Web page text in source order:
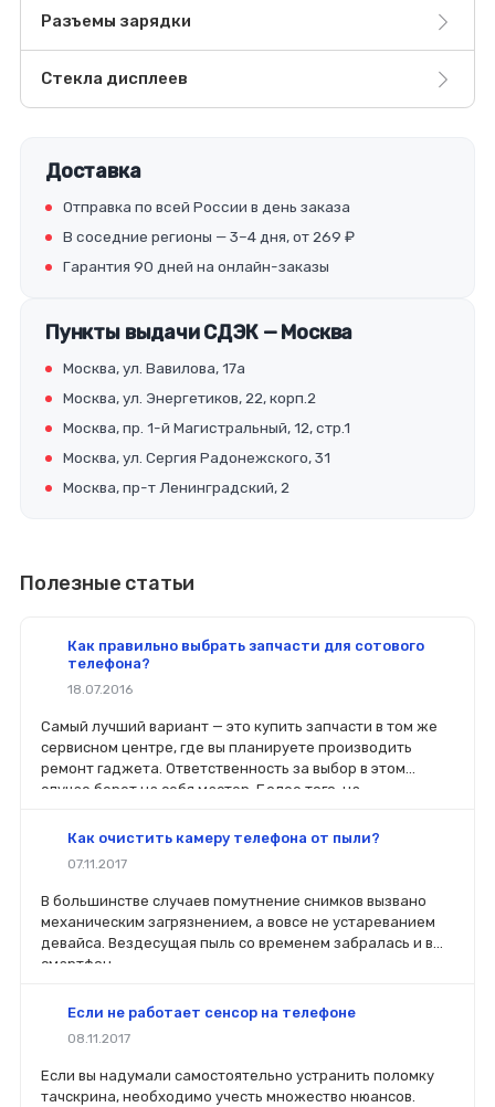
Разъемы зарядки
Стекла дисплеев
Доставка
Отправка по всей России в день заказа
В соседние регионы — 3–4 дня, от 269 ₽
Гарантия 90 дней на онлайн-заказы
Пункты выдачи СДЭК — Москва
Москва, ул. Вавилова, 17а
Москва, ул. Энергетиков, 22, корп.2
Москва, пр. 1-й Магистральный, 12, стр.1
Москва, ул. Сергия Радонежского, 31
Москва, пр-т Ленинградский, 2
Полезные статьи
Как правильно выбрать запчасти для сотового
телефона?
18.07.2016
Самый лучший вариант — это купить запчасти в том же
сервисном центре, где вы планируете производить
ремонт гаджета. Ответственность за выбор в этом
случае берет на себя мастер. Более того, на
вы планируете делать ремонт самостоятельно, то выбор
перед покупкой нового модуля старый был в руках. Так
легче сориентироваться в разъемах, элементах
крепления, электрических параметрах и прочих
характеристиках.
Как очистить камеру телефона от пыли?
07.11.2017
В большинстве случаев помутнение снимков вызвано
механическим загрязнением, а вовсе не устареванием
девайса. Вездесущая пыль со временем забралась и в
смартфон.
Если не работает сенсор на телефоне
08.11.2017
Если вы надумали самостоятельно устранить поломку
тачскрина, необходимо учесть множество нюансов.